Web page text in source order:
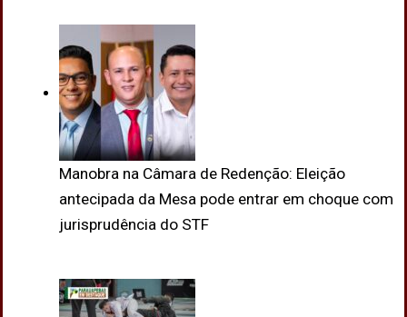
Manobra na Câmara de Redenção: Eleição
antecipada da Mesa pode entrar em choque com
jurisprudência do STF